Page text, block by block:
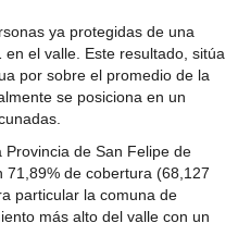
ya protegidas de una
el valle. Este resultado, sitúa
por sobre el promedio de la
se posiciona en un
Provincia de San Felipe de
71,89% de cobertura (68,127
particular la comuna de
más alto del valle con un